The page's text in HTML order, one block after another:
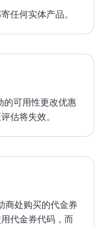
任何实体产品。
的可用性更改优惠
估将失效。
商处购买的代金券
代金券代码，而